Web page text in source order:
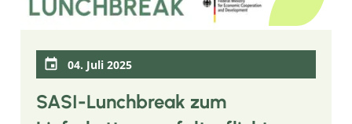
04. Juli 2025
SASI-Lunchbreak zum